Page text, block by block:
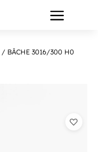
a
/ BÂCHE 3016/300 H0